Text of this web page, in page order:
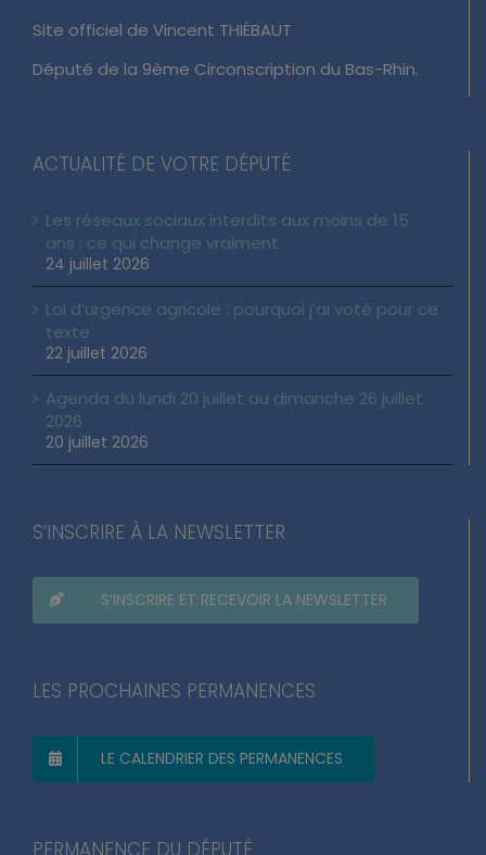
Site officiel de Vincent THIÉBAUT
Député de la 9ème Circonscription du Bas-Rhin.
ACTUALITÉ DE VOTRE DÉPUTÉ
Les réseaux sociaux interdits aux moins de 15
ans : ce qui change vraiment
24 juillet 2026
Loi d’urgence agricole : pourquoi j’ai voté pour ce
texte
22 juillet 2026
Agenda du lundi 20 juillet au dimanche 26 juillet
2026
20 juillet 2026
S’INSCRIRE À LA NEWSLETTER
S’INSCRIRE ET RECEVOIR LA NEWSLETTER
LES PROCHAINES PERMANENCES
LE CALENDRIER DES PERMANENCES
PERMANENCE DU DÉPUTÉ